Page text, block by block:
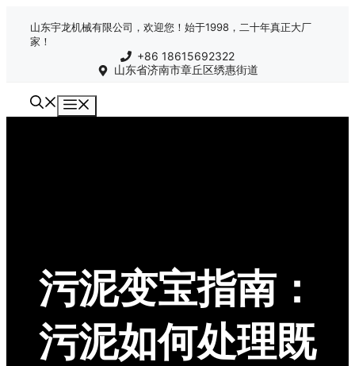
山东宇龙机械有限公司，欢迎您！始于1998，二十年真正大厂
家！
+86 18615692322
山东省济南市章丘区绣惠街道
污泥变宝指南：
污泥如何处理既